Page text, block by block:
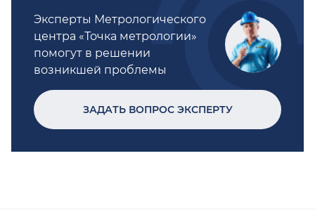
Эксперты Метрологического
центра «Точка метрологии»
помогут в решении
возникшей проблемы
ЗАДАТЬ ВОПРОС ЭКСПЕРТУ